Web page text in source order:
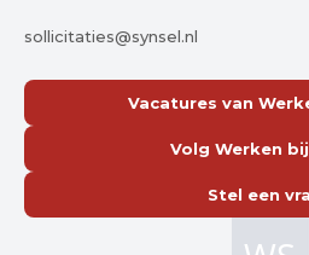
sollicitaties@synsel.nl
Vacatures van
Volg Werken
Stel een